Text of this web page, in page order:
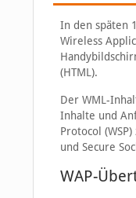
In den späten
Wireless
(HTML).
Der WML-
Inhalte und
Protocol
und Secure
WAP-